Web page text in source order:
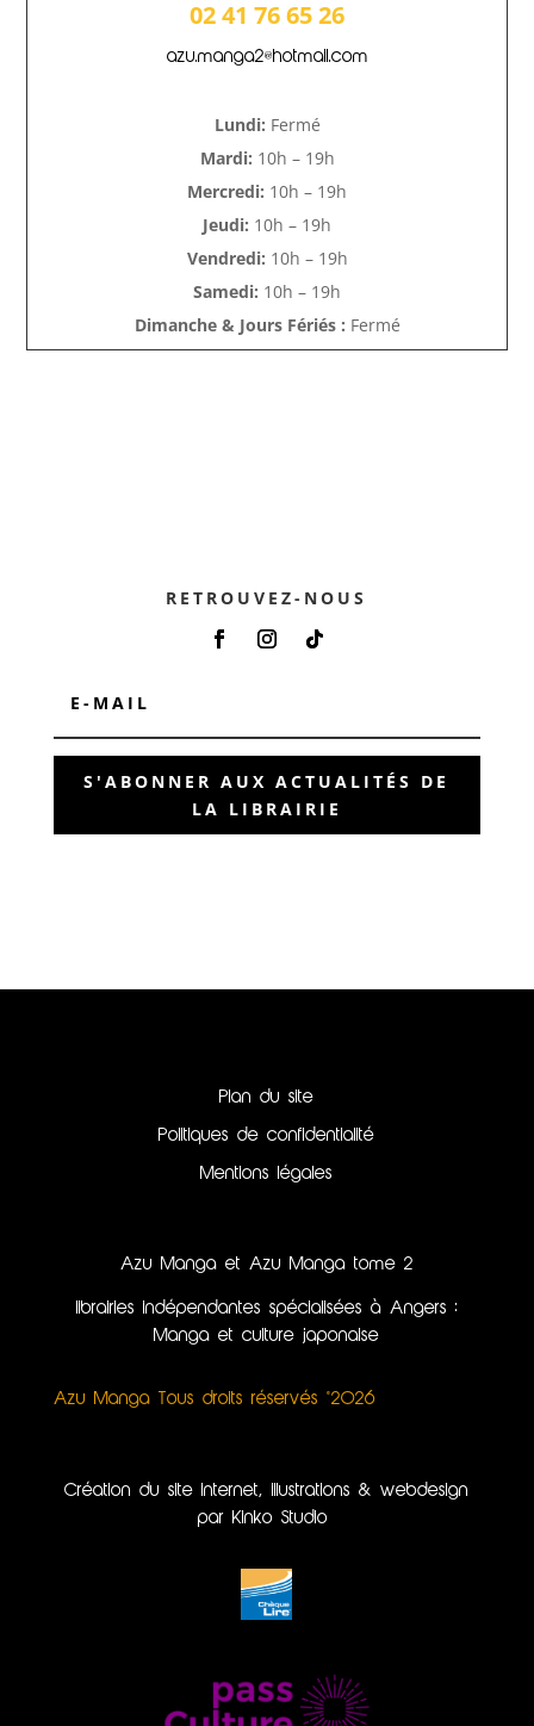
02 41 76 65 26
azu.manga2@hotmail.com
Lundi: Fermé
Mardi: 10h – 19h
Mercredi: 10h – 19h
Jeudi: 10h – 19h
Vendredi: 10h – 19h
Samedi: 10h – 19h
Dimanche & Jours Fériés : Fermé
RETROUVEZ-NOUS
S'ABONNER AUX ACTUALITÉS DE
LA LIBRAIRIE
Plan du site
Politiques de confidentialité
Mentions légales
Azu Manga et Azu Manga tome 2
librairies indépendantes spécialisées à Angers :
Manga et culture japonaise
Azu Manga Tous droits réservés ©2026
Création du site internet, illustrations & webdesign
par Kinko Studio